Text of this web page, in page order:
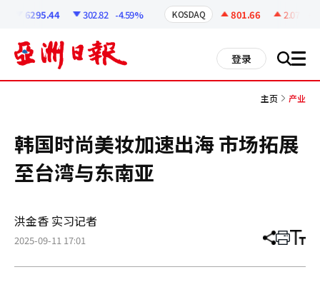
6295.44 302.82 -4.59% KOSDAQ 801.66 2.07
登录 搜 all
主页 产业
韩国时尚美妆加速出海 市场拓展
至台湾与东南亚
洪金香 实习记者
2025-09-11 17:01 分
章
打 调
小